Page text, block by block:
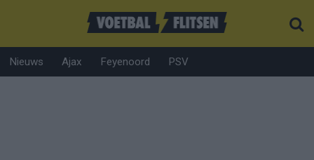
Nieuws Ajax Feyenoord PSV